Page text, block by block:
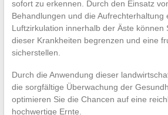
sofort zu erkennen. Durch den Einsatz
Behandlungen und die Aufrechterhaltung
Luftzirkulation innerhalb der Äste können
dieser Krankheiten begrenzen und eine
sicherstellen.
Durch die Anwendung dieser
die sorgfältige Überwachung der
optimieren Sie die Chancen auf eine
hochwertige Ernte.